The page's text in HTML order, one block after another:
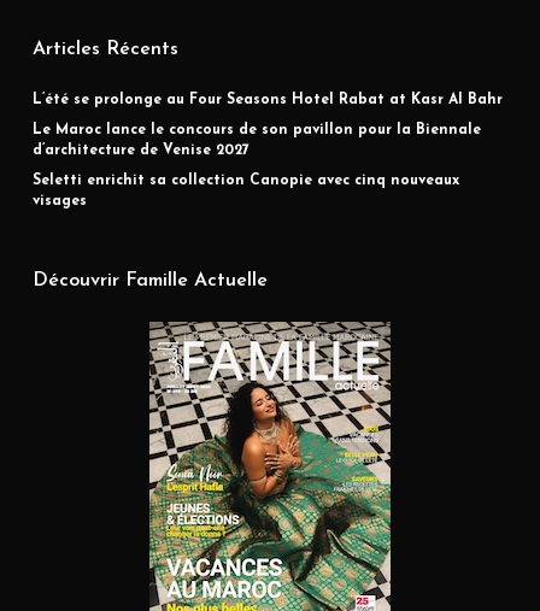
Articles Récents
L’été se prolonge au Four Seasons Hotel Rabat at Kasr Al Bahr
Le Maroc lance le concours de son pavillon pour la Biennale
d’architecture de Venise 2027
Seletti enrichit sa collection Canopie avec cinq nouveaux
visages
Découvrir Famille Actuelle